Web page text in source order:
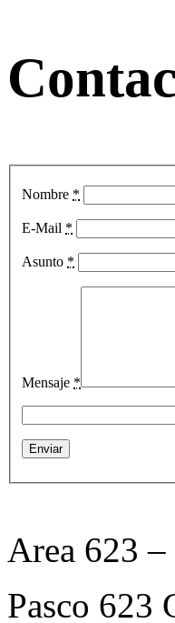
Nombre *
E-Mail *
Asunto *
Mensaje *
Area 623 –
Pasco 623